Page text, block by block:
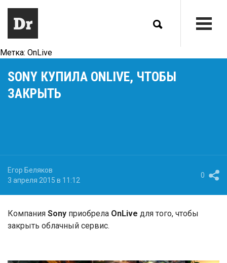
Метка: OnLive
SONY КУПИЛА ONLIVE, ЧТОБЫ
ЗАКРЫТЬ
Егор Беляков
3 апреля 2015 в 11:12
0
Компания Sony приобрела OnLive для того, чтобы
закрыть облачный сервис.